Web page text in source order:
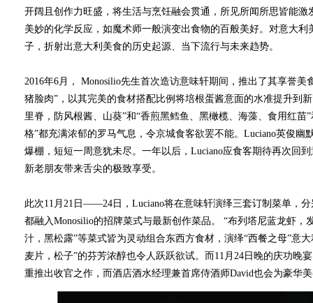
开阔且创作力旺盛，将生活与烹饪融会贯通，所见所闻所思皆能
美妙的化学反应，如魔术师一般演变出食物的百般美好。对意大
子，折射出意大利美食的历史起源、当下流行与未来趋势。
2016年6月， Monosilio先生首次造访意味轩期间，推出了其享誉
猪脸肉”，以其完美的食材搭配比例将培根蛋酱意面的水准提升到
里脊，防风根酱、山葵”和“香煎黑鳕鱼、黑橄榄、海藻、食用红苗
格”都充满浓郁的罗马气息，令京城食客欲罢不能。Luciano英俊
爆棚，短短一周意犹未尽。一年以后，Luciano应食客期待再次回
新老朋友带来舌尖的极致享受。
此次11月21日——24日，Luciano将在意味轩演绎三套订制菜单，
都融入Monosilio的招牌菜式与最新创作菜品。 “布列塔尼蓝龙虾，
汁，黑松露”等菜式皆为灵动组合东西方食材，演绎“西餐之母”意
麦片，松子”的芬芳浓醇也令人跃跃欲试。而11月24日晚的庆功晚
重推出收官之作，而酒店酒水经理兼首席侍酒师David也会为豪华